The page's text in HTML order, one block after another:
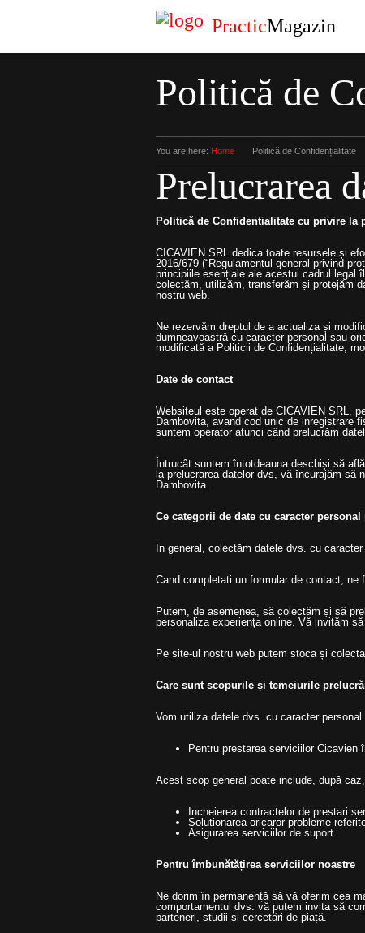
PracticMagazin
Politică de
You are here: Home Politică de Confidențialitate
Prelucrarea
Politică de Confidențialitate cu privire la
CICAVIEN SRL dedica toate resursele și
2016/679 (“Regulamentul general privind
principiile esențiale ale acestui cadrul legal
colectăm, utilizăm, transferăm și protejăm
nostru web.
Ne rezervăm dreptul de a actualiza și
dumneavoastră cu caracter personal sau
modificată a Politicii de Confidențialitate,
Date de contact
Websiteul este operat de CICAVIEN SRL,
Dambovita, avand cod unic de inregistrare
suntem operator atunci când prelucrăm
Întrucât suntem întotdeauna deschiși să
la prelucrarea datelor dvs, vă încurajăm să
Dambovita.
Ce categorii de date cu caracter personal
In general, colectăm datele dvs. cu
Cand completati un formular de contact, ne
Putem, de asemenea, să colectăm și să
personaliza experiența online. Vă invităm
Pe site-ul nostru web putem stoca și
Care sunt scopurile și temeiurile
Vom utiliza datele dvs. cu caracter
Pentru prestarea serviciilor Cicavien
Acest scop general poate include, după
Incheierea contractelor de prestari
Solutionarea oricaror probleme
Asigurarea serviciilor de suport
Pentru îmbunătățirea serviciilor noastre
Ne dorim în permanență să vă oferim cea
comportamentul dvs. vă putem invita să
parteneri, studii și cercetări de piață.